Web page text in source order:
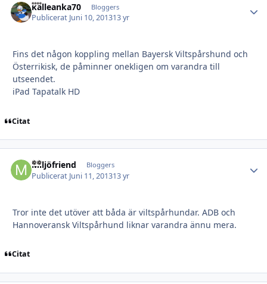
kalleanka70 Bloggers
Publicerat Juni 10, 201313 yr
Fins det någon koppling mellan Bayersk Viltspårshund och
Österrikisk, de påminner onekligen om varandra till
utseendet.
iPad Tapatalk HD
Citat
Miljöfriend Bloggers
Publicerat Juni 11, 201313 yr
Tror inte det utöver att båda är viltspårhundar. ADB och
Hannoveransk Viltspårhund liknar varandra ännu mera.
Citat